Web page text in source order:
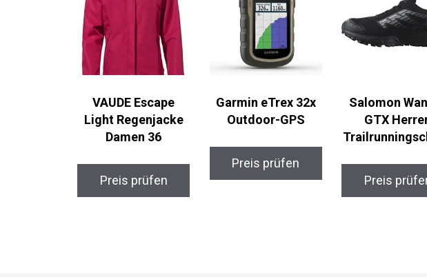
VAUDE Escape
Light Regenjacke
Damen 36
Preis prüfen
Garmin eTrex 32x
Outdoor-GPS
Preis prüfen
Salomon
GTX Herren
Preis prüfen